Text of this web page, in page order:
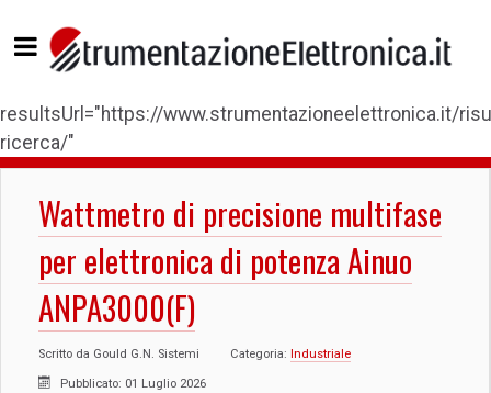
resultsUrl="https://www.strumentazioneelettronica.it/
ricerca/"
Wattmetro di precisione multifase
per elettronica di potenza Ainuo
ANPA3000(F)
Scritto da Gould G.N. Sistemi Categoria: Industriale
Pubblicato: 01 Luglio 2026